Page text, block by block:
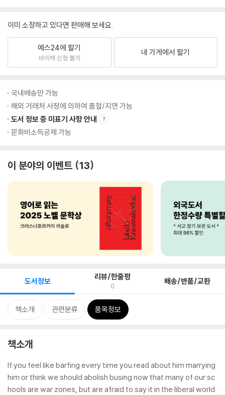
이미 소장하고 있다면 판매해 보세요.
예스24에 팔기
바이백 신청 불가
내 가게에서 팔기
국내배송만 가능
해외 거래처 사정에 의하여 품절/지연 가능
도서 정보 중 미표기 사항 안내
문화비소득공제 가능
이 분야의 이벤트 13
도서정보 리뷰/한줄평
0 배송/반품/교환
책소개 관련분류 품목정보
책소개
If you feel like barfing every time you read about him marrying
him or think we should abolish busing now that many of our sc
hools are war zones, but are afraid to say it in the liberal world